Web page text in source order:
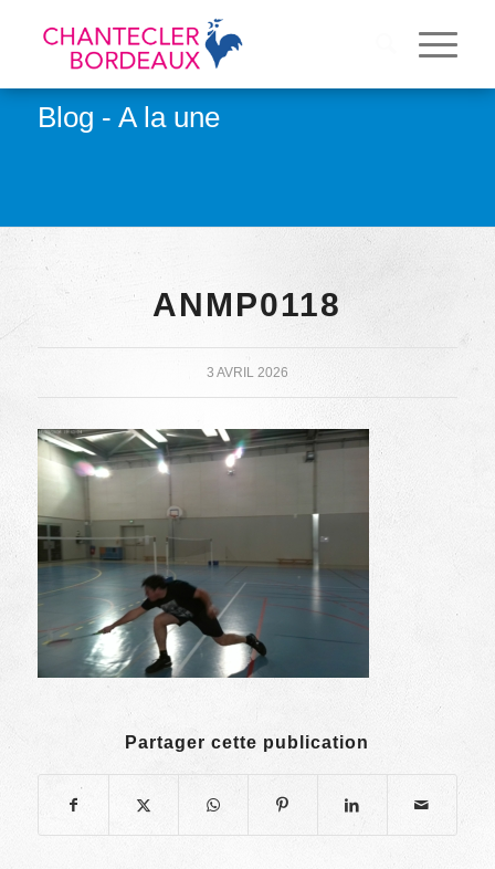
Blog - A la une
ANMP0118
3 AVRIL 2026
Partager cette publication